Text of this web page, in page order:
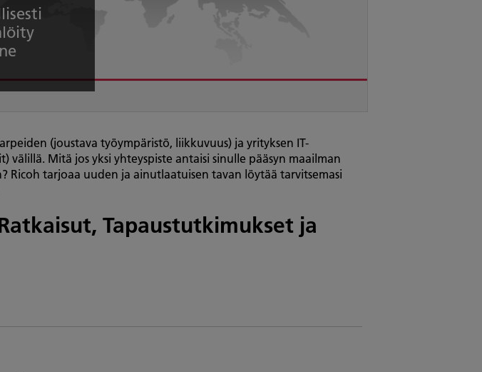
(joustava työympäristö, liikkuvuus) ja yrityksen IT-
Mitä jos yksi yhteyspiste antaisi sinulle pääsyn maailman
tarjoaa uuden ja ainutlaatuisen tavan löytää tarvitsemasi
Tapaustutkimukset ja